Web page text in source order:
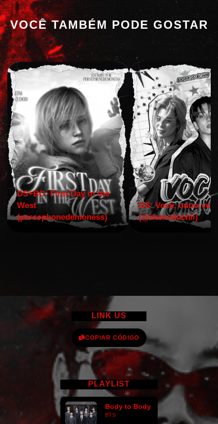
VOCÊ TAMBÉM PODE GOSTAR
DS+BC: First Day in the
West
(persephonedemoness)
DS: Você, outra vez!
(@domodachii)
LINK US
COPIAR CÓDIGO
PLAYLIST
Body to Body
BTS